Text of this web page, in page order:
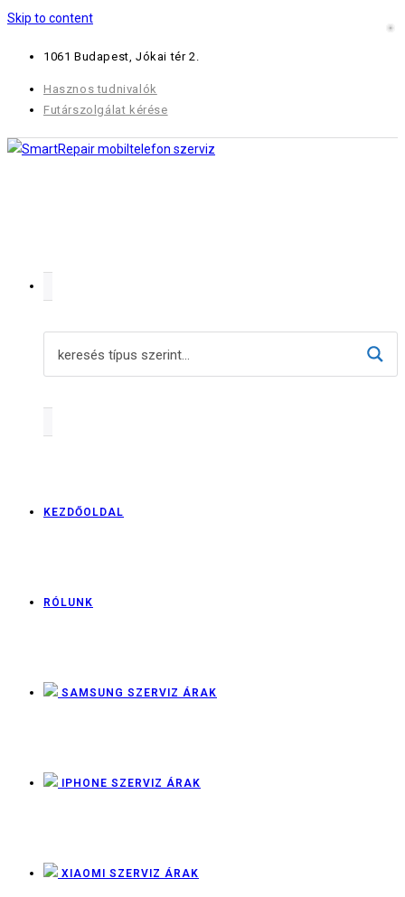
Skip to content
1061 Budapest, Jókai tér 2.
Hasznos tudnivalók
Futárszolgálat kérése
KEZDŐOLDAL
RÓLUNK
SAMSUNG SZERVIZ ÁRAK
IPHONE SZERVIZ ÁRAK
XIAOMI SZERVIZ ÁRAK